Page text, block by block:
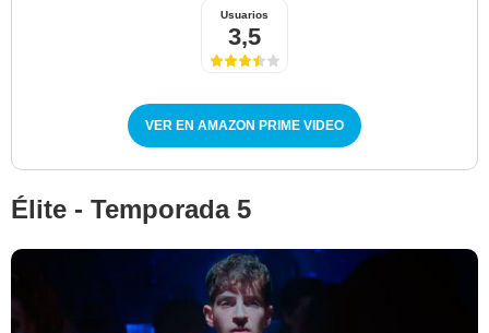
Usuarios
3,5
VER EN AMAZON PRIME VIDEO
Élite - Temporada 5